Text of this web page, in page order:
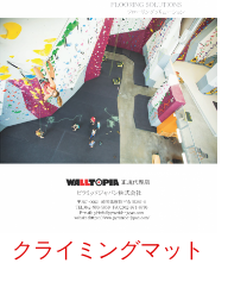
クライミングマット